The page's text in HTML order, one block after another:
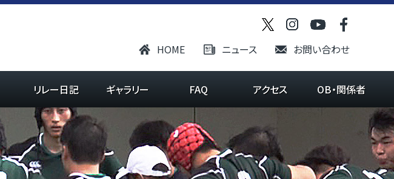
HOME ニュース お問い合わせ
リレー日記 ギャラリー FAQ アクセス OB・関係者